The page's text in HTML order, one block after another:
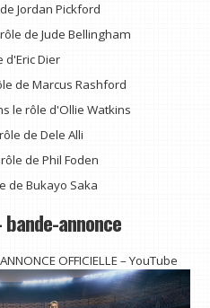
Jordan Pickford
de Jude Bellingham
d'Eric Dier
de Marcus Rashford
le rôle d'Ollie Watkins
de Dele Alli
de Phil Foden
de Bukayo Saka
annonce
OFFICIELLE – YouTube